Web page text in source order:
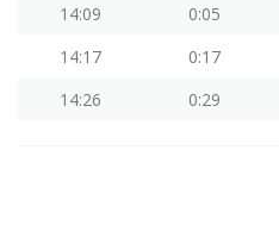
14:09
0:05
14:17
0:17
14:26
0:29